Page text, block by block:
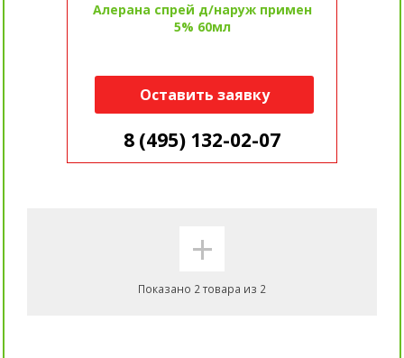
Алерана спрей д/наруж примен
5% 60мл
Оставить заявку
8 (495) 132-02-07
+
Показано 2 товара из 2